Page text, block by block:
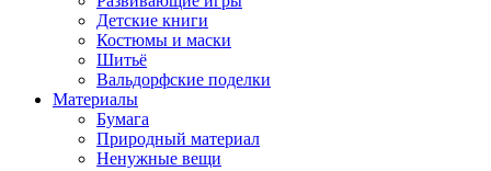
Детские книги
Костюмы и маски
Шитьё
Вальдорфские поделки
Материалы
Бумага
Природный материал
Ненужные вещи